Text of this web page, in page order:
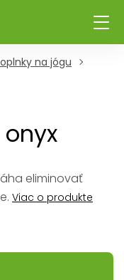
na jógu
eliminovať
Viac o produkte